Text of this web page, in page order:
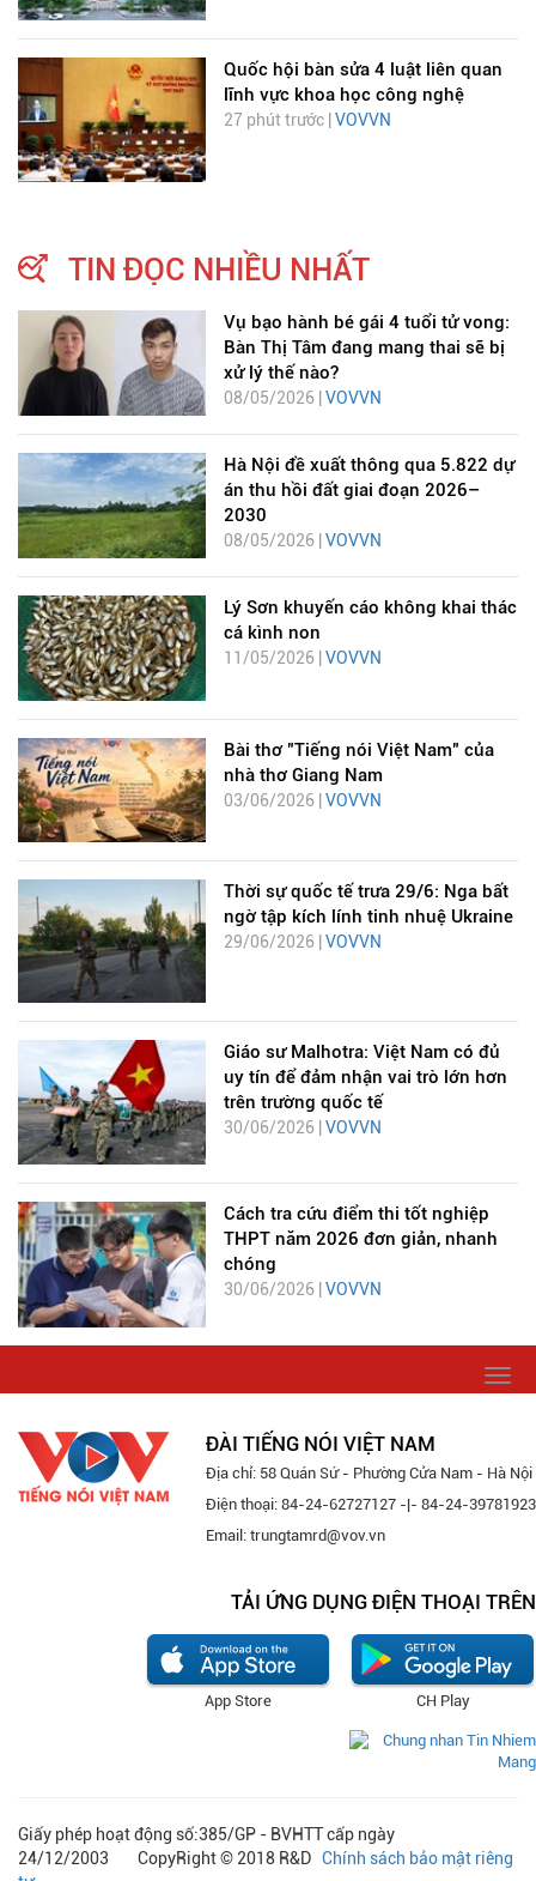
Quốc hội bàn sửa 4 luật liên quan
lĩnh vực khoa học công nghệ
27 phút trước | VOVVN
TIN ĐỌC NHIỀU NHẤT
Vụ bạo hành bé gái 4 tuổi tử vong:
Bàn Thị Tâm đang mang thai sẽ bị
xử lý thế nào?
08/05/2026 | VOVVN
Hà Nội đề xuất thông qua 5.822 dự
án thu hồi đất giai đoạn 2026–
2030
08/05/2026 | VOVVN
Lý Sơn khuyến cáo không khai thác
cá kình non
11/05/2026 | VOVVN
Bài thơ "Tiếng nói Việt Nam" của
nhà thơ Giang Nam
03/06/2026 |VOVVN
Thời sự quốc tế trưa 29/6: Nga bất
ngờ tập kích lính tinh nhuệ Ukraine
29/06/2026 | VOVVN
Giáo sư Malhotra: Việt Nam có đủ
uy tín để đảm nhận vai trò lớn hơn
trên trường quốc tế
30/06/2026 | VOVVN
Cách tra cứu điểm thi tốt nghiệp
THPT năm 2026 đơn giản, nhanh
chóng
30/06/2026 | VOVVN
ĐÀI TIẾNG NÓI VIỆT NAM
Địa chỉ: 58 Quán Sứ - Phường Cửa Nam - Hà Nội
Điện thoại: 84-24-62727127 -|- 84-24-39781923
Email: trungtamrd@vov.vn
TẢI ỨNG DỤNG ĐIỆN THOẠI TRÊN
CH Play
App Store
Giấy phép hoạt động số:385/GP - BVHTT cấp ngày
24/12/2003 CopyRight © 2018 R&D Chính sách bảo mật riêng